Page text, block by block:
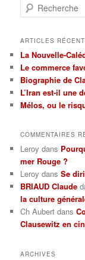
e
h
r
c
h
e
ARTICLES
La Nouvelle-
Le commerce
Biographie de
L’Iran est-il une
Mélos, ou le
COMMENTAIRES
Leroy dans
mer Rouge ?
Leroy dansSe
BRIAUD Claude
la culture
Ch Aubert dans
Clausewitz en
ARCHIVES